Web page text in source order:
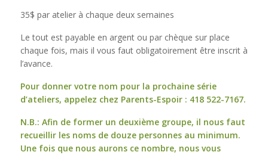
35$ par atelier à chaque deux semaines
Le tout est payable en argent ou par chèque sur place
chaque fois, mais il vous faut obligatoirement être inscrit à
l’avance.
Pour donner votre nom pour la prochaine série
d’ateliers, appelez chez Parents-Espoir : 418 522-7167.
N.B.: Afin de former un deuxième groupe, il nous faut
recueillir les noms de douze personnes au minimum.
Une fois que nous aurons ce nombre, nous vous